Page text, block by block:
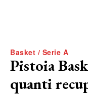
Basket / Serie A
Pistoia
quanti